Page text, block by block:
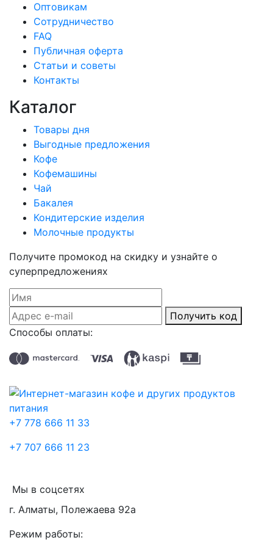
Оптовикам
Сотрудничество
FAQ
Публичная оферта
Статьи и советы
Контакты
Каталог
Товары дня
Выгодные предложения
Кофе
Кофемашины
Чай
Бакалея
Кондитерские изделия
Молочные продукты
Получите промокод на скидку и узнайте о
суперпредложениях
Получить код
Способы оплаты:
+7 778 666 11 33
+7 707 666 11 23
Мы в соцсетях
г. Алматы, Полежаева 92а
Режим работы: